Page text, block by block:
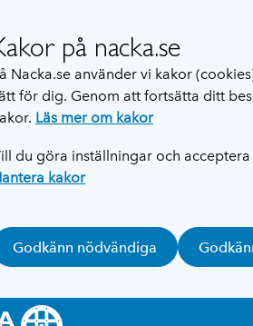
på nacka.se
Nacka.se använder vi kakor
för dig. Genom att fortsätta ditt
Läs mer om kakor
du göra inställningar och
kakor
Godkänn nödvändiga